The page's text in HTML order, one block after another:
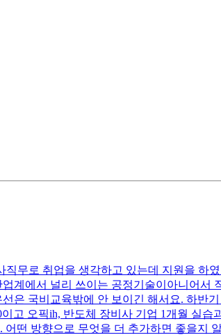
무로 취업을 생각하고 있는데 지원을 하
계에서 널리 쓰이는 공정기술이아니어서
은 국비교육밖에 안 보이긴 해서요. 하반
고 오픽ih, 반도체 장비사 기업 1개월 실습
떤 방향으로 무엇을 더 추가하면 좋을지